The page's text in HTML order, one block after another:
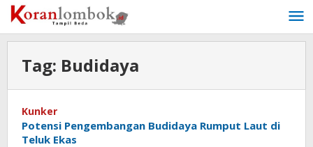
Lewati
ke
konten
Tag: Budidaya
Kunker
Potensi Pengembangan Budidaya Rumput Laut di
Teluk Ekas